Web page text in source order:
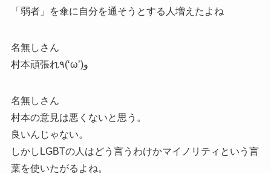
「弱者」を傘に自分を通そうとする人増えたよね
名無しさん
村本頑張れ٩(‘ω’)و
名無しさん
村本の意見は悪くないと思う。
良いんじゃない。
しかしLGBTの人はどう言うわけかマイノリティという言
葉を使いたがるよね。